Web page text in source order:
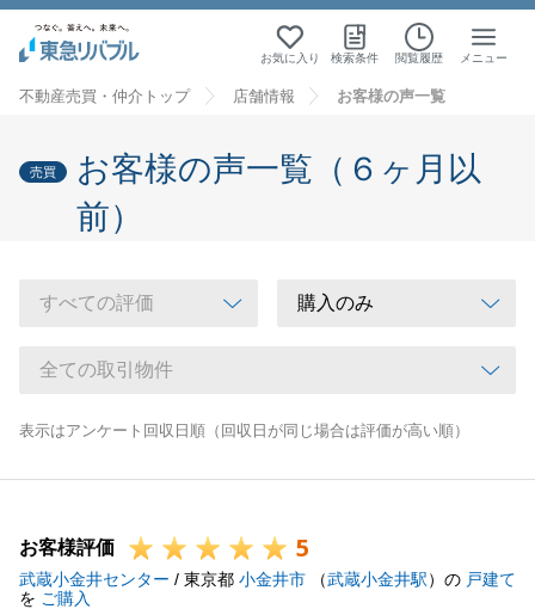
お気に入り 検索条件 閲覧履歴 メニュー
不動産売買・仲介トップ 店舗情報 お客様の声一覧
売買
お客様の声一覧（６ヶ月以
前）
表示はアンケート回収日順（回収日が同じ場合は評価が高い順）
お客様評価 5
武蔵小金井センター / 東京都 小金井市 （武蔵小金井駅）の 戸建て
を ご購入